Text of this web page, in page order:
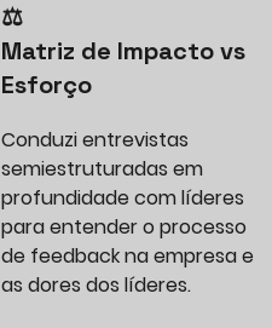
⚖️
Matriz de Impacto vs
Esforço
Conduzi entrevistas
semiestruturadas em
profundidade com líderes
para entender o processo
de feedback na empresa e
as dores dos líderes.